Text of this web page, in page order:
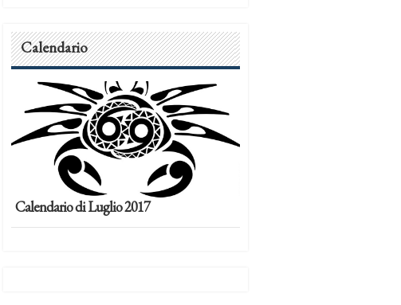
Calendario
Calendario di Luglio 2017